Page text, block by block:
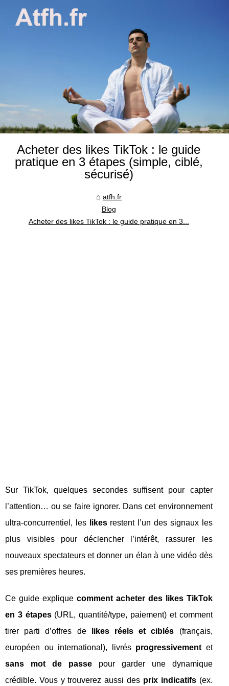
Acheter des likes TikTok : le guide
pratique en 3 étapes (simple, ciblé,
sécurisé)
atfh.fr
Blog
Acheter des likes TikTok : le guide pratique en 3...
Sur TikTok, quelques secondes suffisent pour capter
l’attention… ou se faire ignorer. Dans cet environnement
ultra-concurrentiel, les
likesrestent l’un des signaux les
plus visibles pour déclencher l’intérêt, rassurer les
nouveaux spectateurs et donner un élan à une vidéo dès
ses premières heures.
Ce guide explique comment acheter des likes TikTok
en 3 étapes(URL, quantité/type, paiement) et comment
tirer parti d’offres de
likes réels et ciblés (français,
européen ou international), livrés progressivement et
sans mot de passepour garder une dynamique
crédible. Vous y trouverez aussi des prix indicatifs(ex.